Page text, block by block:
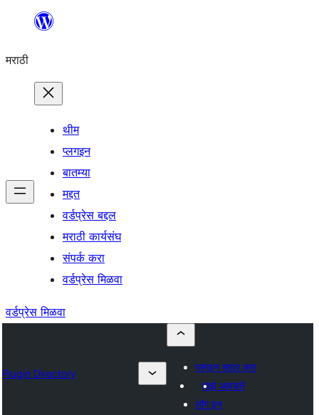
सामुग्रीवर
मराठी
थीम
प्लगइन
बातम्या
मद्दत
वर्डप्रेस बद्दल
मराठी कार्यसंघ
संपर्क करा
वर्डप्रेस मिळवा
वर्डप्रेस मिळवा
Plugin Directory
प्लगइन सादर करा
माझे आवडते
लॉग इन